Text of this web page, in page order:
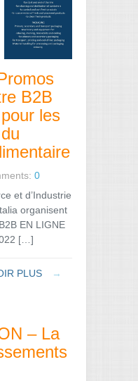
B2B
les
0
et d’Industrie
organisent
EN LIGNE
[…]
PLUS →
– La